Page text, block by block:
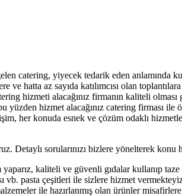
catering, yiyecek tedarik eden anlamında
hatta az sayıda katılımcısı olan
hizmeti alacağınız firmanın kaliteli
yüzden hizmet alacağınız catering firması
her konuda esnek ve çözüm odaklı
Detaylı sorularınızı bizlere yönelterek konu
kaliteli ve güvenli gıdalar kullanıp taze
vb. pasta çeşitleri ile sizlere hizmet
ile hazırlanmış olan ürünler